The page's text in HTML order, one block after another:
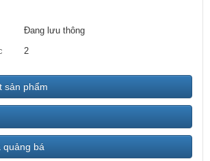
Đang lưu thông
2
sản phẩm
quảng bá